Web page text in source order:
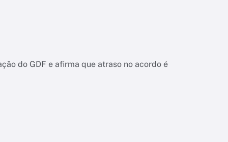
do GDF e afirma que atraso no acordo é